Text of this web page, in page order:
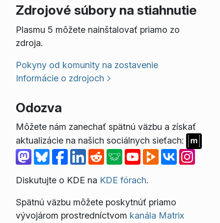
Zdrojové súbory na stiahnutie
Plasmu 5 môžete nainštalovať priamo zo
zdroja.
Pokyny od komunity na zostavenie
Informácie o zdrojoch
Odozva
Môžete nám zanechať spätnú väzbu a získať
aktualizácie na našich sociálnych sieťach:
Diskutujte o KDE na KDE fórach.
Spätnú väzbu môžete poskytnúť priamo
vývojárom prostredníctvom kanála Matrix